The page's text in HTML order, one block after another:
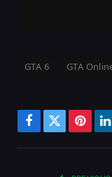
GTA 6 GTA
Facebook
Twitter